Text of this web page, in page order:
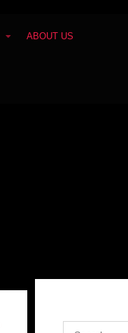
ABOUT US